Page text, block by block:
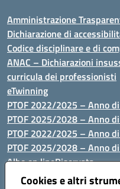
Cookies e altri
Amministrazione
Dichiarazione di
Codice disciplinare e di
ANAC – Dichiarazioni
curricula dei professionisti
eTwinning
PTOF 2022/2025 – Anno
PTOF 2025/2028 – Anno
PTOF 2022/2025 – Anno
PTOF 2025/2028 – Anno
Albo on lineRiservata
P.N. Dotazione di